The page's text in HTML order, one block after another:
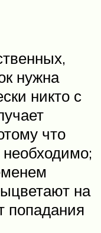
нужна
никто с
что
на
попадания